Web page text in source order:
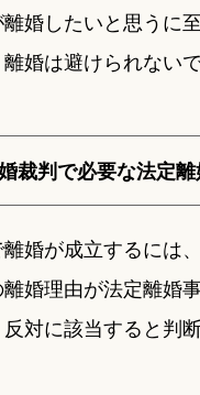
婚したいと思うに
婚は避けられないで
裁判で必要な法定
婚が成立するには
婚理由が法定離婚
対に該当すると判